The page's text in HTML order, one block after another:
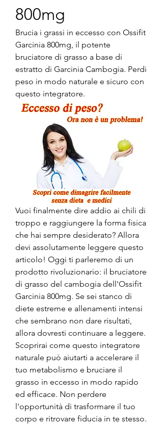
800mg
Brucia i grassi in eccesso con Ossifit
Garcinia 800mg, il potente
bruciatore di grasso a base di
estratto di Garcinia Cambogia. Perdi
peso in modo naturale e sicuro con
questo integratore.
Vuoi finalmente dire addio ai chili di
troppo e raggiungere la forma fisica
che hai sempre desiderato? Allora
devi assolutamente leggere questo
articolo! Oggi ti parleremo di un
prodotto rivoluzionario: il bruciatore
di grasso del cambogia dell'Ossifit
Garcinia 800mg. Se sei stanco di
diete estreme e allenamenti intensi
che sembrano non dare risultati,
allora dovresti continuare a leggere.
Scoprirai come questo integratore
naturale può aiutarti a accelerare il
tuo metabolismo e bruciare il
grasso in eccesso in modo rapido
ed efficace. Non perdere
l'opportunità di trasformare il tuo
corpo e ritrovare fiducia in te stesso.